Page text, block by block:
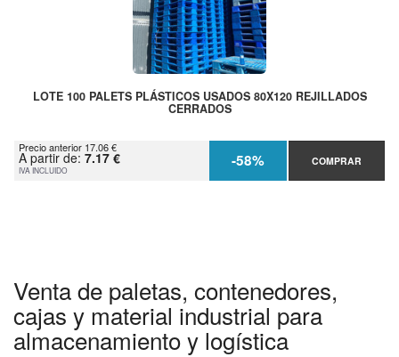
LOTE 100 PALETS PLÁSTICOS USADOS 80X120 REJILLADOS
CERRADOS
Precio anterior 17.06 €
A partir de: 7.17 €
IVA INCLUIDO -58% COMPRAR
Venta de paletas, contenedores,
cajas y material industrial para
almacenamiento y logística